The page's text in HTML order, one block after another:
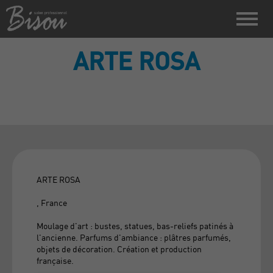
ARTE ROSA
ARTE ROSA
, France
Moulage d'art : bustes, statues, bas-reliefs patinés à
l'ancienne. Parfums d'ambiance : plâtres parfumés,
objets de décoration. Création et production
française.